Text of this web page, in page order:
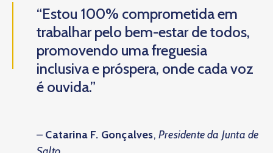
“Estou 100% comprometida em
trabalhar pelo bem-estar de todos,
promovendo uma freguesia
inclusiva e próspera, onde cada voz
é ouvida.”
– Catarina F. Gonçalves, Presidente da Junta de